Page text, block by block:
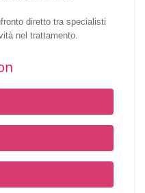
diretto tra specialisti
nel trattamento.